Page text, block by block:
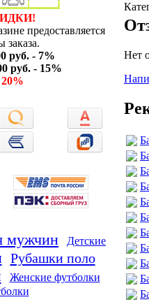
предоставляется
заказа.
руб. - 7%
руб. - 15%
20%
мужчин
Детские
Рубашки поло
Женские футболки
Нет